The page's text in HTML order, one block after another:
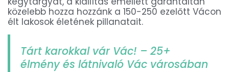
közelebb hozza hozzánk a 150-250 ezelőtt Vácon
élt lakosok életének pillanatait.
Tárt karokkal vár Vác! – 25+
élmény és látnivaló Vác városában